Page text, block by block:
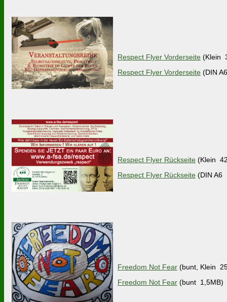
Respect Flyer Vorderseite (Klein
Respect Flyer Vorderseite (DIN
Respect Flyer Rückseite (Klein
Respect Flyer Rückseite (DIN A6
Freedom Not Fear (bunt, Klein
Freedom Not Fear (bunt 1,5MB)